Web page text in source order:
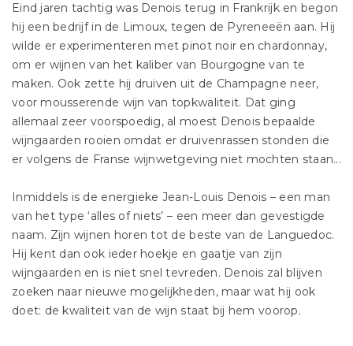
Eind jaren tachtig was Denois terug in Frankrijk en begon
hij een bedrijf in de Limoux, tegen de Pyreneeën aan. Hij
wilde er experimenteren met pinot noir en chardonnay,
om er wijnen van het kaliber van Bourgogne van te
maken. Ook zette hij druiven uit de Champagne neer,
voor mousserende wijn van topkwaliteit. Dat ging
allemaal zeer voorspoedig, al moest Denois bepaalde
wijngaarden rooien omdat er druivenrassen stonden die
er volgens de Franse wijnwetgeving niet mochten staan...
Inmiddels is de energieke Jean-Louis Denois – een man
van het type ‘alles of niets’ – een meer dan gevestigde
naam. Zijn wijnen horen tot de beste van de Languedoc.
Hij kent dan ook ieder hoekje en gaatje van zijn
wijngaarden en is niet snel tevreden. Denois zal blijven
zoeken naar nieuwe mogelijkheden, maar wat hij ook
doet: de kwaliteit van de wijn staat bij hem voorop.